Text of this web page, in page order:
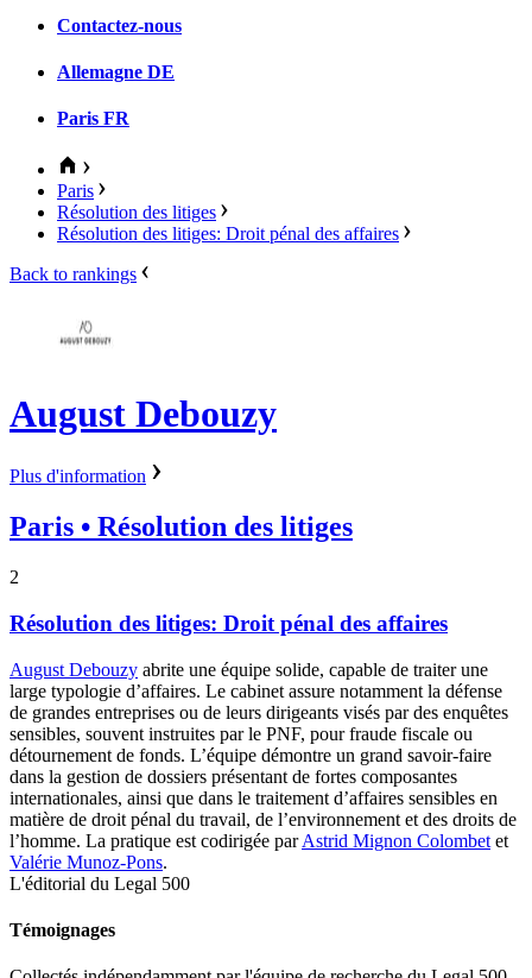
Contactez-nous
Allemagne DE
Paris FR
Paris
Résolution des litiges
Résolution des litiges: Droit pénal des affaires
Back to rankings
August Debouzy
Plus d'information
Paris • Résolution des litiges
2
Résolution des litiges: Droit pénal des affaires
August Debouzy abrite une équipe solide, capable de traiter une
large typologie d’affaires. Le cabinet assure notamment la défense
de grandes entreprises ou de leurs dirigeants visés par des enquêtes
sensibles, souvent instruites par le PNF, pour fraude fiscale ou
détournement de fonds. L’équipe démontre un grand savoir-faire
dans la gestion de dossiers présentant de fortes composantes
internationales, ainsi que dans le traitement d’affaires sensibles en
matière de droit pénal du travail, de l’environnement et des droits de
l’homme. La pratique est codirigée parAstrid Mignon Colombet et
Valérie Munoz-Pons.
L'éditorial du Legal 500
Témoignages